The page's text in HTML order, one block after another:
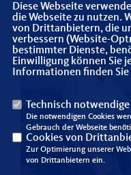
Diese Webseite
die Webseite zu nutzen.
von Drittanbietern, die
verbessern (Website-
bestimmter Dienste,
Einwilligung können Sie
Informationen finden
Technisch
Die notwendigen Cookies
Gebrauch der Webseite
Cookies von
Zur Optimierung unserer
von Drittanbietern ein.